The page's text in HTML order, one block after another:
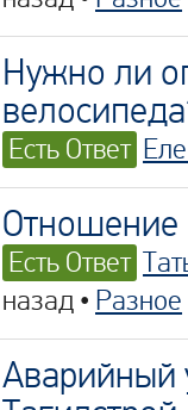
Нужно ли
Есть Ответ
Отношение
Есть Ответ
назад • Разное
Аварийный